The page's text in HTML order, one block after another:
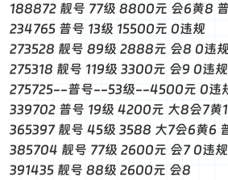
188872 靓号 77级 8800元 会6黄8
234765 普号 13级 15500元 0违规
273528 靓号 89级 2888元 会8 0违
275318 靓号 119级 3300元 会9 0违
275725--普号--53级--4500元 0违
339702 普号 19级 4200元 大8会7黄
365397 靓号 45级 3588 大7会6黄6
385704 靓号 77级 2600元 会7 0违规
391435 靓号 88级 2600元 会8